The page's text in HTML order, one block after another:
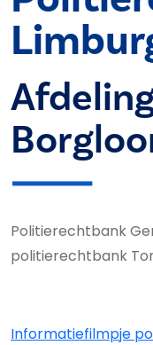
Politierechtbank
politierechtbank
Informatiefilmpje